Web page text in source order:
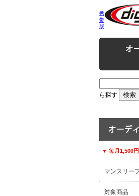
携
帯
版
ら探す
▼ 毎月1,500
マンスリー
対象商品